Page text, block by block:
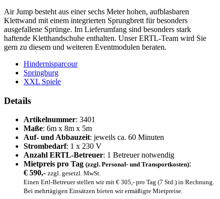
Air Jump besteht aus einer sechs Meter hohen, aufblasbaren
Klettwand mit einem integrierten Sprungbrett für besonders
ausgefallene Sprünge. Im Lieferumfang sind besonders stark
haftende Kletthandschuhe enthalten. Unser ERTL-Team wird Sie
gern zu diesem und weiteren Eventmodulen beraten.
Hindernisparcour
Springburg
XXL Spiele
Details
Artikelnummer: 3401
Maße: 6m x 8m x 5m
Auf- und Abbauzeit: jeweils ca. 60 Minuten
Strombedarf: 1 x 230 V
Anzahl ERTL-Betreuer: 1 Betreuer notwendig
Mietpreis pro Tag (zzgl. Personal- und Transportkosten):
€ 590,- zzgl. gesetzl. MwSt.
Einen Ertl-Betreuer stellen wir mit € 305,- pro Tag (7 Std.) in Rechnung.
Bei mehrtägigen Einsätzen bieten wir ermäßigte Mietpreise.